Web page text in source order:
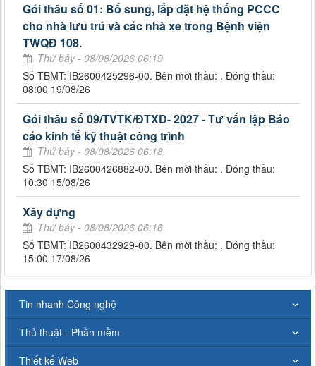
Gói thầu số 01: Bổ sung, lắp đặt hệ thống PCCC
cho nhà lưu trú và các nhà xe trong Bệnh viện
TWQĐ 108.
Thứ bảy - 08/08/2026 06:19
Số TBMT: IB2600425296-00. Bên mời thầu: . Đóng thầu:
08:00 19/08/26
Gói thầu số 09/TVTK/ĐTXD- 2027 - Tư vấn lập Báo
cáo kinh tế kỹ thuật công trình
Thứ bảy - 08/08/2026 06:18
Số TBMT: IB2600426882-00. Bên mời thầu: . Đóng thầu:
10:30 15/08/26
Xây dựng
Thứ bảy - 08/08/2026 06:16
Số TBMT: IB2600432929-00. Bên mời thầu: . Đóng thầu:
15:00 17/08/26
Tin nhanh Công nghệ
Thủ thuật - Phần mềm
Thiết kế Web